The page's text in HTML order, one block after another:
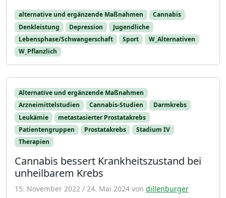
alternative und ergänzende Maßnahmen
Cannabis
Denkleistung
Depression
Jugendliche
Lebensphase/Schwangerschaft
Sport
W_Alternativen
W_Pflanzlich
Alternative und ergänzende Maßnahmen
Arzneimittelstudien
Cannabis-Studien
Darmkrebs
Leukämie
metastasierter Prostatakrebs
Patientengruppen
Prostatakrebs
Stadium IV
Therapien
Cannabis bessert Krankheitszustand bei
unheilbarem Krebs
15. November 2022 / 24. Mai 2024 von dillenburger